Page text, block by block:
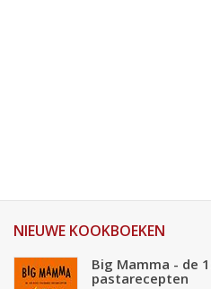
NIEUWE KOOKBOEKEN
Big Mamma - de
pastarecepten